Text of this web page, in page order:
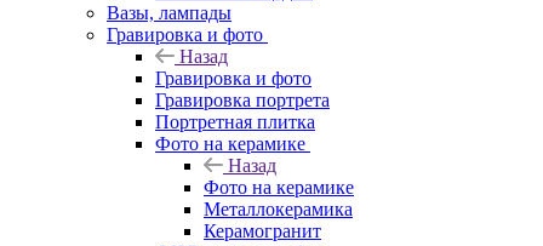
Вазы, лампады
Гравировка и фото
Назад
Гравировка и фото
Гравировка портрета
Портретная плитка
Фото на керамике
Назад
Фото на керамике
Металлокерамика
Керамогранит